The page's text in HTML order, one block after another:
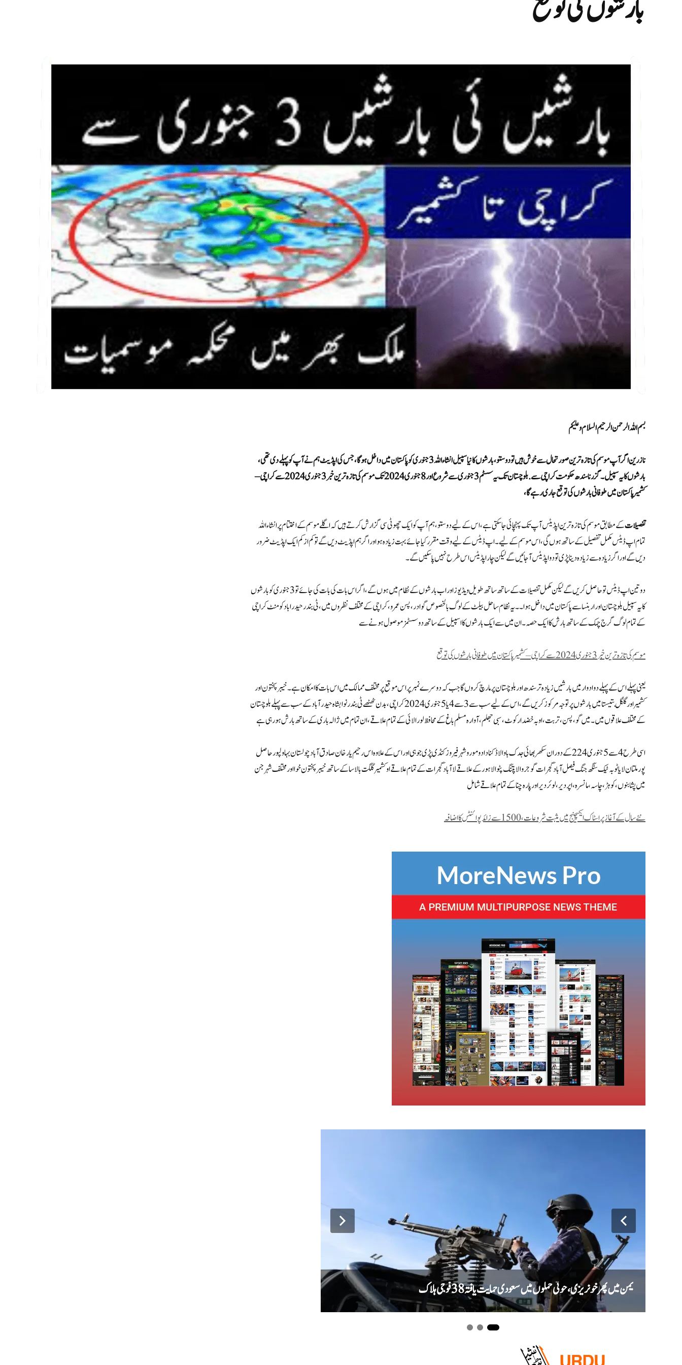
بارشوں کی توقع
بسم اللہ الرحمن الرحیم السلام وعلیکم
نازرین اگر آپ موسم کی تازہ ترین صورتحال سے خوش ہیں تو دوستو، بارشوں کا نیا سپیل انشاء اللہ 3 جنوری کو پاکستان میں داخل ہو گا، جس کی اپڈیٹ ہم نے آپ کو پہلے دی تھی،
بارشوں کا یہ سپیل۔ گزرنا سندھ حکومت کراچی سے .بلوچستان تک یہ سسٹم 3 جنوری سے شروع اور 8 جنوری 2024 تک موسم کی تازہ ترین خبر 3 جنوری 2024 سے کراچی –
کشمیر پاکستان میں طوفانی بارشوں کی توقع جاری رہے گا،
تفصیلاتکے مطابق موسم کی تازہ ترین اپڈیٹس آپ تک پہنچائی جا سکتی ہے، اس کے لیے دوستو، ہم آپ کو ایک چھوٹی سی گزارش کرتے ہیں کہ اگلے موسم کے اختتام پر انشاء اللہ
تمام اپ ڈیٹس مکمل تفصیل کے ساتھ ہوں گی، اس موسم کے لیے۔ اپ ڈیٹس کے لیے وقت مقرر کیا جائے بہت زیادہ ہو اور اگر ہم اپڈیٹ دیں گے تو کم از کم ایک اپڈیٹ ضرور
دیں گے اور اگر زیادہ سے زیادہ دینا پڑی تو دو اپڈیٹس آجائیں گے لیکن چار اپڈیٹس اس طرح نہیں پاسکیں گے۔
دو تین اپ ڈیٹس تو حاصل کریں گے لیکن مکمل تفصیلات کے ساتھ ساتھ طویل ویڈیوز اور اب بارشوں کے نظام میں ہوں گے، اگر اس بات کی بات کی جائے تو 3 جنوری کو بارشوں
کا یہ سپیل بلوچستان اور اربنسا سے پاکستان میں داخل ہوا۔ ۔ یہ نظام ساحل بیلٹ کے لوگ بالخصوص گوادر، پسن عمرو، کراچی کے مختلف نظروں میں، ٹی بندر حیدراباد کومنٹ کراچی
کے تمام لوگ گرج چمک کے ساتھ بارش کا ایک حصہ۔ ان میں سے ایک بارشوں کا اسپیل کے ساتھ دو سسٹمز موصول ہونے سے
موسم کی تازہ ترین خبر 3 جنوری 2024 سے کراچی – کشمیر پاکستان میں طوفانی بارشوں کی توقع
یعنی پہلے اس کے پہلے دو ادوار میں بارشیں زیادہ تر سندھ اور بلوچستان پر مارچ کروں گا جب کہ دوسرے نمبر پر اس موقع پر مختلف ممالک میں اس بات کا امکان ہے۔ خیبرپختون اور
کشمیر اور گلگل بتیستا میں بارشوں پر توجہ مرکوز کریں گے، اس کے لیے سب سے 3 سے 4 یا 5 جنوری 2024 کراچی، بدن ٹھٹھے ٹی بندر نوابشاہ حیدر آباد کے سب سے پہلے بلوچستان
کے مختلف علاقوں میں۔ میں گو، پسن، تربت، اوبہ خضدار کوٹ، سبی جھلم، آوارہ مسلم باغ کے محافظ لورالائی کے تمام علاقے، ان تمام میں ژالہ باری کے ساتھ بارش ہو رہی ہے
اسی طرح 4 سے 5 جنوری 224 کے دوران سکھر بھائی جدک باوا لاڈ کنا دادو مورو شہر فیروز کنڈی پڑی جوہی اور اس کے علاوہ اس رحیم یار خان صادق آباد چولستان بہاولپور حاصل
پور ملتان لایا ٹوبہ ٹیک سنگھ جنگ فیصل آباد گجرات گوجروالا پتنگ پٹوا لاہور کے علاقے لا آباد گجرات کے تمام علاقے او کشمیر گلگت بالاسا کے ساتھ خیبر پختون خوا اور مختلف شہر جن
میں پشا بنوں، کوہڑ، چاسہ، مانسرہ، اپر دیر، لوئر دیر اور پارہ چنا کے تمام علاقے شامل
نئے سال کے آغاز پر اسٹاک ایکسچینج میں مثبت شروعات،1500 سے زائد پوائنٹس کا اضافہ
یمن میں پھر خونریزی، حوثی حملوں میں سعودی حمایت یافتہ 38 فوجی ہلاک